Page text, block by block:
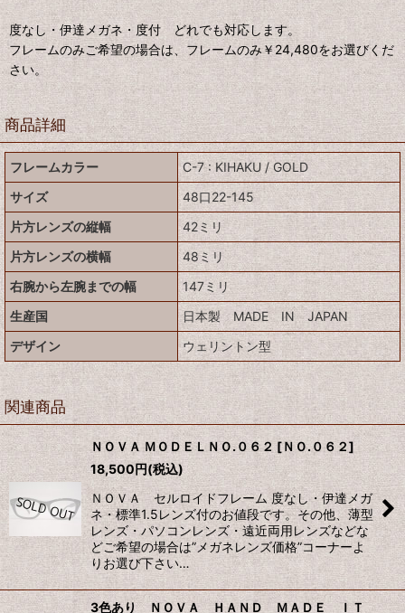
度なし・伊達メガネ・度付 どれでも対応します。
フレームのみご希望の場合は、フレームのみ￥24,480をお選びくだ
さい。
商品詳細
フレームカラー
C-7 : KIHAKU / GOLD
サイズ
48口22-145
片方レンズの縦幅
42ミリ
片方レンズの横幅
48ミリ
右腕から左腕までの幅
147ミリ
生産国
日本製 MADE IN JAPAN
デザイン
ウェリントン型
関連商品
ＮＯＶＡ ＭＯＤＥＬＮＯ.０６２ [ＮＯ.０６２]
18,500円(税込)
ＮＯＶＡ セルロイドフレーム 度なし・伊達メガ
ネ・標準1.5レンズ付のお値段です。その他、薄型
レンズ・パソコンレンズ・遠近両用レンズなどな
どご希望の場合は”メガネレンズ価格”コーナーよ
りお選び下さい…
3色あり ＮＯＶＡ ＨＡＮＤ ＭＡＤＥ ＩＴ